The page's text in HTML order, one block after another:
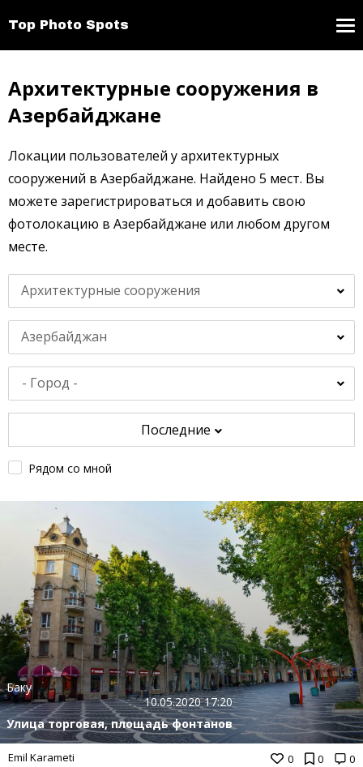
Top Photo Spots
Архитектурные сооружения в
Азербайджане
Локации пользователей у архитектурных
сооружений в Азербайджане. Найдено 5 мест. Вы
можете зарегистрироваться и добавить свою
фотолокацию в Азербайджане или любом другом
месте.
Архитектурные сооружения
Азербайджан
Последние
Рядом со мной
0 0 0
Баку
10.05.2020 17:20
Улица торговая, площадь фонтанов
Emil Karameti